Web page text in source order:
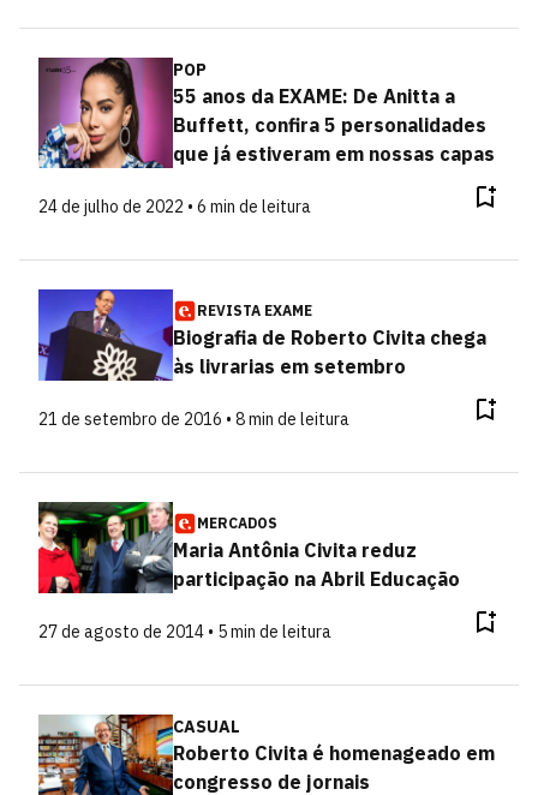
POP
55 anos da EXAME: De Anitta a
Buffett, confira 5 personalidades
que já estiveram em nossas capas
24 de julho de 2022 • 6 min de leitura
REVISTA EXAME
Biografia de Roberto Civita chega
às livrarias em setembro
21 de setembro de 2016 • 8 min de leitura
MERCADOS
Maria Antônia Civita reduz
participação na Abril Educação
27 de agosto de 2014 • 5 min de leitura
CASUAL
Roberto Civita é homenageado em
congresso de jornais